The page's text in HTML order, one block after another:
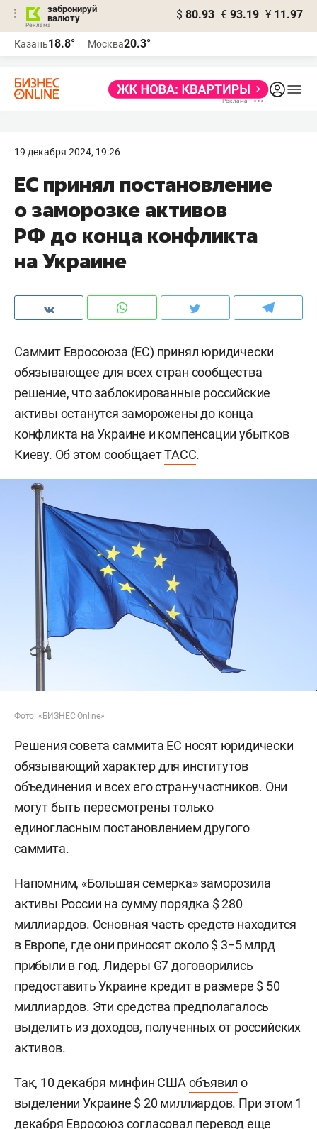
забронируй
валюту
$ 80.93 € 93.19 ¥ 11.97
Казань18.8° Москва20.3°
19 декабря 2024, 19:26
ЕС принял постановление
о заморозке активов
РФ до конца конфликта
на Украине
Саммит Евросоюза (ЕС) принял юридически
обязывающее для всех стран сообщества
решение, что заблокированные российские
активы останутся заморожены до конца
конфликта на Украине и компенсации убытков
Киеву. Об этом сообщаетТАСС.
Фото: «БИЗНЕСOnline»
Решения совета саммита ЕС носят юридически
обязывающий характер для институтов
объединения и всех его стран-участников. Они
могут быть пересмотрены только
единогласным постановлением другого
саммита.
Напомним, «Большая семерка» заморозила
активы России на сумму порядка $ 280
миллиардов. Основная часть средств находится
в Европе, где они приносят около $ 3−5 млрд
прибыли в год. Лидеры G7 договорились
предоставить Украине кредит в размере $ 50
миллиардов. Эти средства предполагалось
выделить из доходов, полученных от российских
активов.
Так, 10 декабря минфин США объявил о
выделении Украине $ 20 миллиардов. При этом 1
декабря Евросоюзсогласовал перевод еще